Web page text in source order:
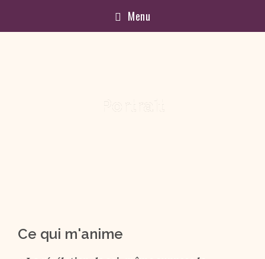
Menu
Ce qui m'anime